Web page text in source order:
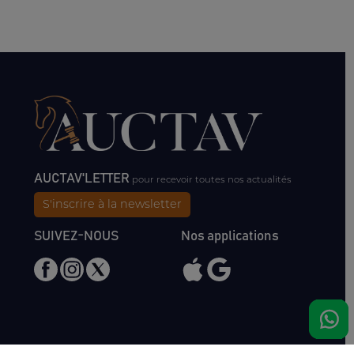
AUCTAV'LETTER pour recevoir toutes nos actualités
S'inscrire à la newsletter
SUIVEZ-NOUS Nos applications